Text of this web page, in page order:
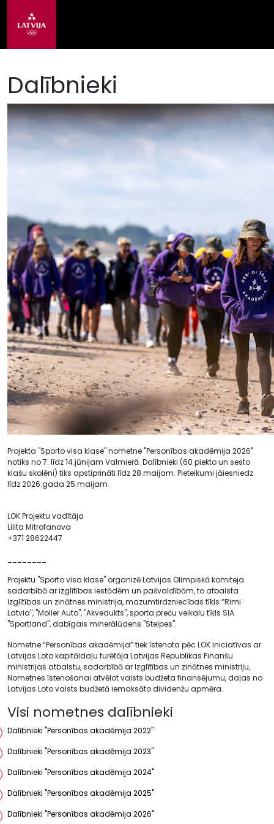
Dalībnieki
Projekta "Sporto visa klase" nometne "Personības akadēmija 2026"
notiks no 7. līdz 14.jūnijam Valmierā. Dalībnieki (60 piekto un sesto
klašu skolēni) tiks apstiprināti līdz 28.maijam. Pieteikumi jāiesniedz
līdz 2026.gada 25.maijam.
LOK Projektu vadītāja
Lilita Mitrofanova
+371 28622447
Projektu "Sporto visa klase" organizē Latvijas Olimpiskā komiteja
sadarbībā ar izglītības iestādēm un pašvaldībām, to atbalsta
Izglītības un zinātnes ministrija, mazumtirdzniecības tīkls “Rimi
Latvia'', "Moller Auto", "Akvedukts", sporta preču veikalu tīkls SIA
"Sportland", dabīgais minerālūdens "Stelpes".
Nometne “Personības akadēmija” tiek īstenota pēc LOK iniciatīvas ar
Latvijas Loto kapitāldaļu turētāja Latvijas Republikas Finanšu
ministrijas atbalstu, sadarbībā ar Izglītības un zinātnes ministriju,
Nometnes īstenošanai atvēlot valsts budžeta finansējumu, daļas no
Latvijas Loto valsts budžetā iemaksāto dividenžu apmēra.
Visi nometnes dalībnieki
Dalībnieki "Personības akadēmija 2022"
Dalībnieki "Personības akadēmija 2023"
Dalībnieki "Personības akadēmija 2024"
Dalībnieki "Personības akadēmija 2025"
Dalībnieki "Personības akadēmija 2026"